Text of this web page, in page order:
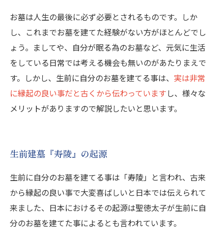
お墓は人生の最後に必ず必要とされるものです。しか
し、これまでお墓を建てた経験がない方がほとんどでし
ょう。ましてや、自分が眠る為のお墓など、元気に生活
をしている日常では考える機会も無いのがあたりまえで
す。しかし、生前に自分のお墓を建てる事は、 実は非常
に縁起の良い事だと古くから伝わっていますし、様々な
メリットがありますので解説したいと思います。
生前建墓『寿陵』の起源
生前に自分のお墓を建てる事は「寿陵」と言われ、古来
から縁起の良い事で大変喜ばしいと日本では伝えられて
来ました、日本におけるその起源は聖徳太子が生前に自
分のお墓を建てた事によるとも言われています。